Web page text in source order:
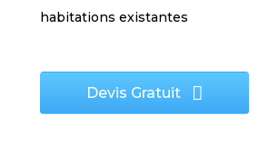
habitations existantes
Devis Gratuit